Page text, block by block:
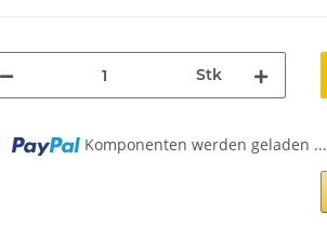
Stk
Komponenten werden geladen ...